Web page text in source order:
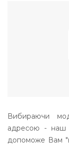
Вибираючи
адресою - наш
допоможе Вам